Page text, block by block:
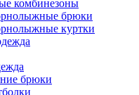
комбинезоны
брюки
куртки
брюки